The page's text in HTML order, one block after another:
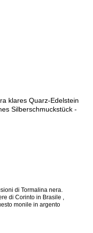
klares Quarz-Edelstein
Silberschmuckstück -
di Tormalina nera.
di Corinto in Brasile ,
monile in argento